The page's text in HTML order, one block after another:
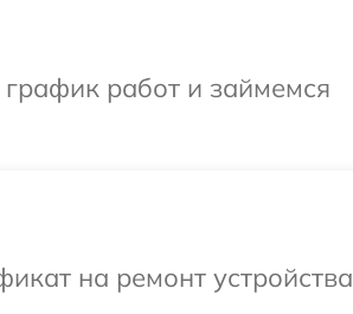
работ и займемся
на ремонт устройства